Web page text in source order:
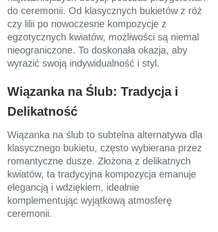
do ceremonii. Od klasycznych bukietów z róż
czy lilii po nowoczesne kompozycje z
egzotycznych kwiatów, możliwości są niemal
nieograniczone. To doskonała okazja, aby
wyrazić swoją indywidualność i styl.
Wiązanka na Ślub: Tradycja i
Delikatność
Wiązanka na ślub to subtelna alternatywa dla
klasycznego bukietu, często wybierana przez
romantyczne dusze. Złożona z delikatnych
kwiatów, ta tradycyjna kompozycja emanuje
elegancją i wdziękiem, idealnie
komplementując wyjątkową atmosferę
ceremonii.